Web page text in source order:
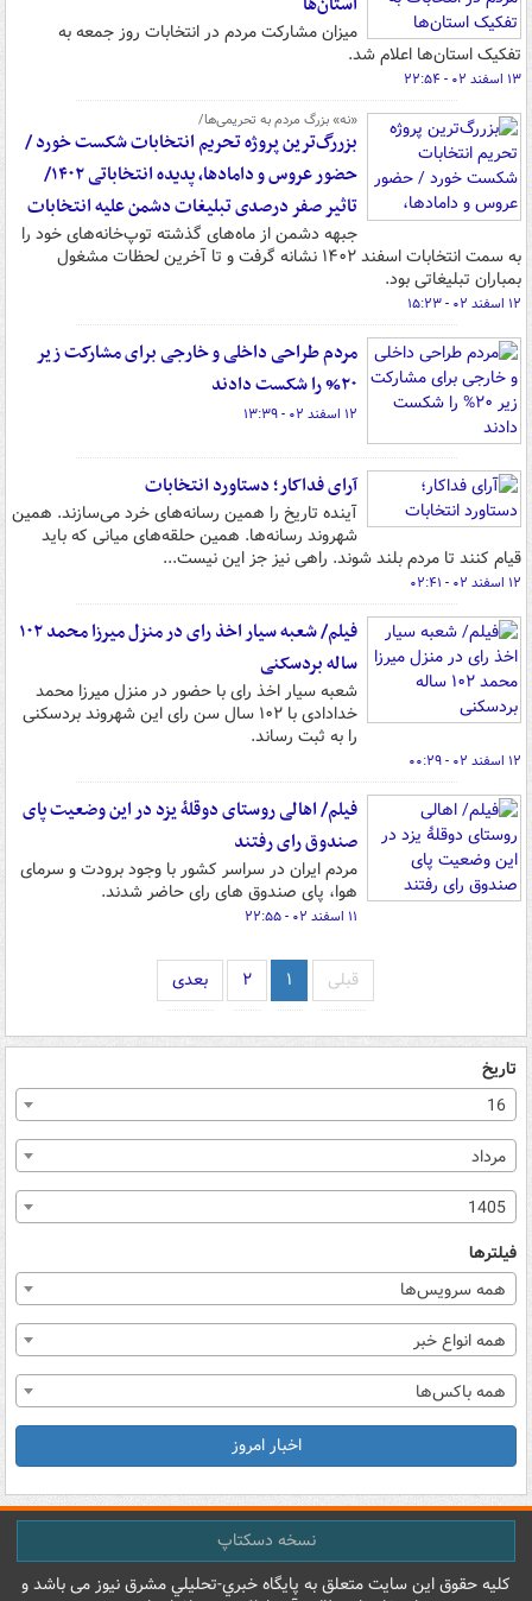
میزان مشارکت مردم در انتخابات روز جمعه به
تفکیک استان‌ها اعلام شد.
۱۳ اسفند ۰۲ - ۲۲:۵۴
«نه» بزرگ مردم به تحریمی‌ها/
بزررگ‌ترین پروژه تحریم انتخابات شکست خورد /
حضور عروس و دامادها، پدیده انتخاباتی ۱۴۰۲/
تاثیر صفر درصدی تبلیغات دشمن علیه انتخابات
جبهه دشمن از ماه‌های گذشته توپ‌خانه‌های خود را
به سمت انتخابات اسفند ۱۴۰۲ نشانه گرفت و تا آخرین لحظات مشغول
بمباران تبلیغاتی بود.
۱۲ اسفند ۰۲ - ۱۵:۲۳
مردم طراحی داخلی و خارجی برای مشارکت زیر
۲۰% را شکست دادند
۱۲ اسفند ۰۲ - ۱۳:۳۹
آرای فداکار؛ دستاورد انتخابات
آینده تاریخ را همین رسانه‌های خرد می‌سازند. همین
شهروند رسانه‌ها. همین حلقه‌های میانی که باید
قیام کنند تا مردم بلند شوند. راهی نیز جز این نیست...
۱۲ اسفند ۰۲ - ۰۲:۴۱
فیلم/ شعبه سیار اخذ رای در منزل میرزا محمد ۱۰۲
ساله بردسکنی
شعبه سیار اخذ رای با حضور در منزل میرزا محمد
خدادادی با ۱۰۲ سال سن رای این شهروند بردسکنی
را به ثبت رساند.
۱۲ اسفند ۰۲ - ۰۰:۲۹
فیلم/ اهالی روستای دوقلهٔ یزد در این وضعیت پای
صندوق رای رفتند
مردم ایران در سراسر کشور با وجود برودت و سرمای
هوا، پای صندوق های رای حاضر شدند.
۱۱ اسفند ۰۲ - ۲۲:۵۵
قبلی ۱ ۲ بعدی
تاریخ
16
مرداد
1405
فیلترها
همه سرویس‌ها
همه انواع خبر
همه باکس‌ها
اخبار امروز
نسخه دسکتاپ
کليه حقوق اين سايت متعلق به پایگاه خبري-تحليلي مشرق نيوز می باشد و